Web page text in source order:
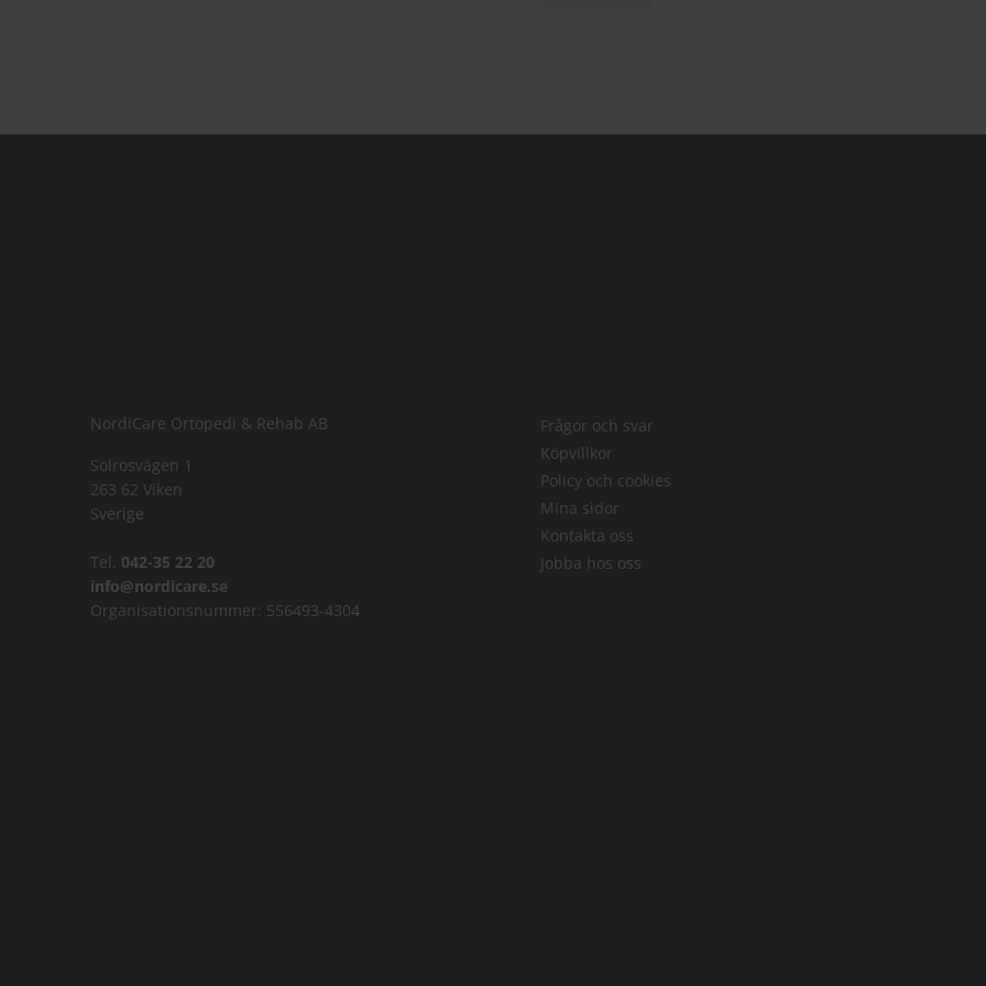
NordiCare Ortopedi & Rehab AB
Solrosvägen 1
263 62 Viken
Sverige
Tel. 042-35 22 20
info@nordicare.se
Organisationsnummer: 556493-4304
Frågor och svar
Köpvillkor
Policy och cookies
Mina sidor
Kontakta oss
Jobba hos oss